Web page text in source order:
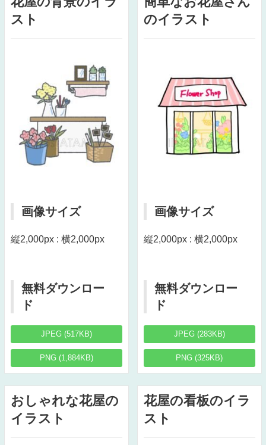
スト
画像サイズ
縦2,000px : 横2,000px
無料ダウンロー
ド
JPEG (517KB)
PNG (1,884KB)
のイラスト
画像サイズ
縦2,000px : 横2,000px
無料ダウンロー
ド
JPEG (283KB)
PNG (325KB)
おしゃれな花屋の
イラスト
花屋の看板のイラ
スト